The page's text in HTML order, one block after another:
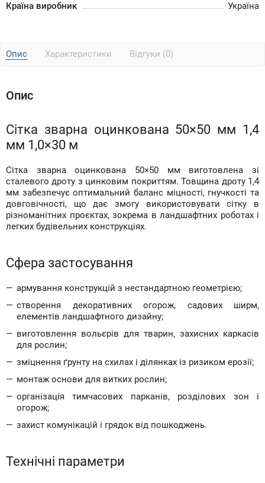
Країна виробник
Україна
Опис Характеристики Відгуки (0)
Опис
Сітка зварна оцинкована 50×50 мм 1,4
мм 1,0×30 м
Сітка зварна оцинкована 50×50 мм виготовлена зі
сталевого дроту з цинковим покриттям. Товщина дроту 1,4
мм забезпечує оптимальний баланс міцності, гнучкості та
довговічності, що дає змогу використовувати сітку в
різноманітних проєктах, зокрема в ландшафтних роботах і
легких будівельних конструкціях.
Сфера застосування
армування конструкцій з нестандартною геометрією;
створення декоративних огорож, садових ширм,
елементів ландшафтного дизайну;
виготовлення вольєрів для тварин, захисних каркасів
для рослин;
зміцнення ґрунту на схилах і ділянках із ризиком ерозії;
монтаж основи для витких рослин;
організація тимчасових парканів, розділових зон і
огорож;
захист комунікацій і грядок від пошкоджень.
Технічні параметри